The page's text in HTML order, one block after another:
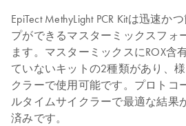
EpiTect MethyLight PCR Kitは迅速か
プができるマスターミックスフォ
ます。マスターミックスにROX含
ていないキットの2種類があり、
クラーで使用可能です。プロトコ
ルタイムサイクラーで最適な結果
済みです。